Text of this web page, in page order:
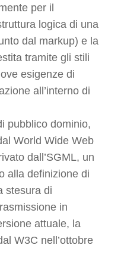
per il
logica di una
dal markup) e la
tramite gli stili
esigenze di
all’interno di
pubblico dominio,
World Wide Web
dall’SGML, un
alla definizione di
stesura di
in
attuale, la
W3C nell’ottobre